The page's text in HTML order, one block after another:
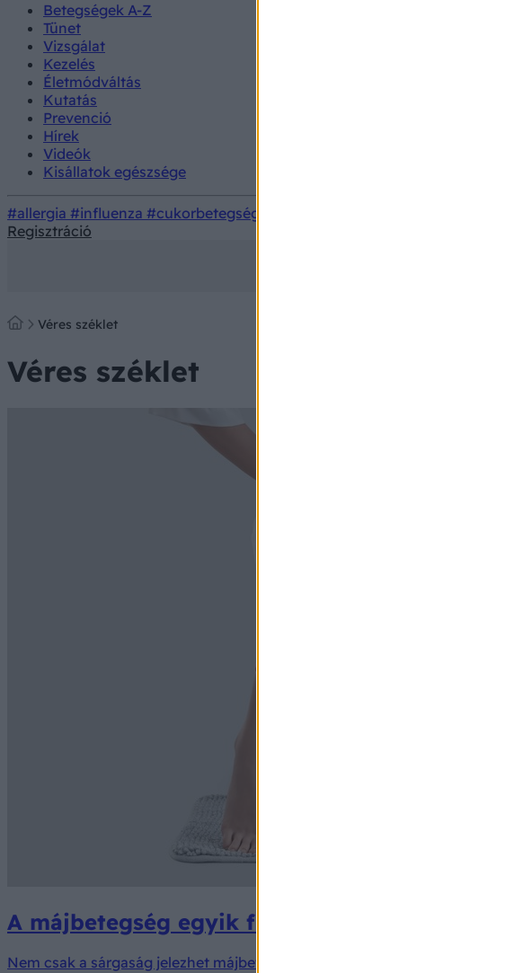
Betegségek A-Z
Tünet
Vizsgálat
Kezelés
Életmódváltás
Kutatás
Prevenció
Hírek
Videók
Kisállatok egészsége
#allergia #influenza #cukorbetegség
Regisztráció
Véres széklet
Véres széklet
A májbetegség egyik figyelmeztető jele a
Nem csak a sárgaság jelezhet májbetegségeket.